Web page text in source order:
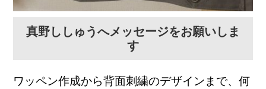
真野ししゅうへメッセージをお願いしま
す
ワッペン作成から背面刺繍のデザインまで、何